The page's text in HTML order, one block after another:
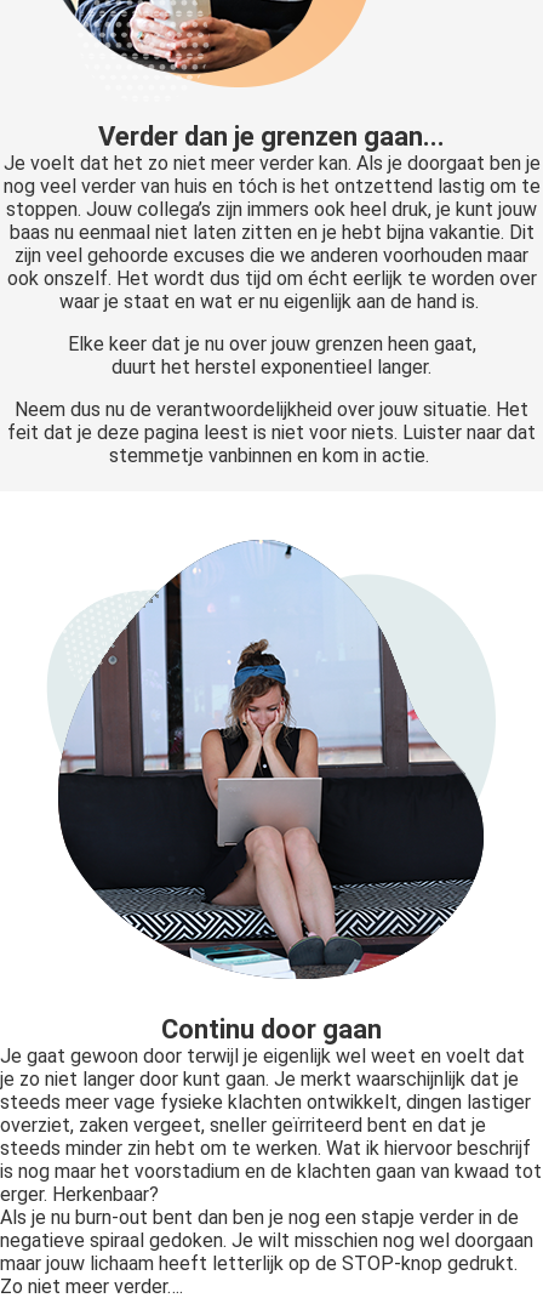
Verder dan je grenzen gaan...
Je voelt dat het zo niet meer verder kan. Als je doorgaat ben je
nog veel verder van huis en tóch is het ontzettend lastig om te
stoppen. Jouw collega’s zijn immers ook heel druk, je kunt jouw
baas nu eenmaal niet laten zitten en je hebt bijna vakantie. Dit
zijn veel gehoorde excuses die we anderen voorhouden maar
ook onszelf. Het wordt dus tijd om écht eerlijk te worden over
waar je staat en wat er nu eigenlijk aan de hand is.
Elke keer dat je nu over jouw grenzen heen gaat,
duurt het herstel exponentieel langer.
Neem dus nu de verantwoordelijkheid over jouw situatie. Het
feit dat je deze pagina leest is niet voor niets. Luister naar dat
stemmetje vanbinnen en kom in actie.
Continu door gaan
Je gaat gewoon door terwijl je eigenlijk wel weet en voelt dat
je zo niet langer door kunt gaan. Je merkt waarschijnlijk dat je
steeds meer vage fysieke klachten ontwikkelt, dingen lastiger
overziet, zaken vergeet, sneller geïrriteerd bent en dat je
steeds minder zin hebt om te werken. Wat ik hiervoor beschrijf
is nog maar het voorstadium en de klachten gaan van kwaad tot
erger. Herkenbaar?
Als je nu burn-out bent dan ben je nog een stapje verder in de
negatieve spiraal gedoken. Je wilt misschien nog wel doorgaan
maar jouw lichaam heeft letterlijk op de STOP-knop gedrukt.
Zo niet meer verder….
van